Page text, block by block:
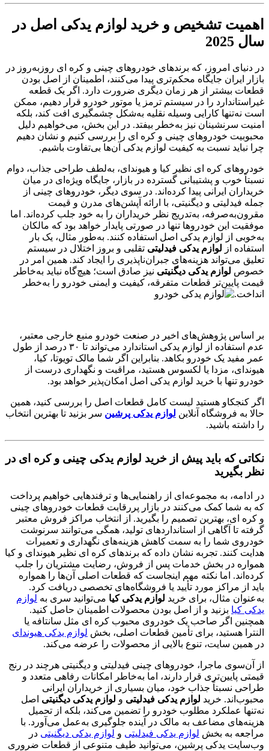
اهمیت تشخیص و خرید لوازم یدکی اصل در
سال 2025
در دنیای امروز، که برندهای خودروهای چینی و کره ای روزبه‌روز در
بازار ایران جایگاه محکم‌تری پیدا می‌کنند، اطمینان از اصل بودن
قطعات بیشتر از هر زمان دیگری ضرورت دارد. اگر یک قطعه
غیر‌استاندارد را در سیستم ترمز یا موتور خودرو قرار دهیم، ممکن
است نه‌تنها کارایی وسیله نقلیه به‌شکل چشمگیری افت کند، بلکه
امنیت سرنشینان نیز به‌خطر بیفتد. در این بخش، می‌خواهیم دلیل
محبوبیت خودروهای چینی و کره ای را بررسی کنیم و نشان دهیم
چرا نباید نسبت به کیفیت لوازم یدکی آن‌ها بی‌تفاوت باشیم.
خودروهای کره ای نظیر کیا و هیوندای، به‌لطف طراحی جذاب، دوام
نسبتاً خوب و پشتیبانی گسترده در بازار، جایگاه ویژه‌ای در میان
خریداران ایرانی پیدا کرده‌اند. در سوی دیگر، خودروهای چینی از
جمله فیدلیتی و دیگنیتی، با ارائه آپشن‌های مدرن و قیمت
مقرون‌به‌صرفه، به‌تدریج نظر خریداران را به خود جلب کرده‌اند. اما
موفقیت این خودروها تنها در صورتی پایدار خواهد بود که مالکان
به‌خوبی از لوازم یدکی اصل استفاده کنند. به‌طور مثال، یک بار
استفاده از لوازم یدکی فیدلیتی تقلبی و بروز اختلال در سیستم
تعلیق می‌تواند هزینه‌های جبران‌ناپذیری را ایجاد کند. همین امر در
خصوص لوازم یدکی دیگنیتی نیز صادق است؛ هیچ‌گاه نباید به‌خاطر
قیمت پایین‌تر قطعات متفرقه، کیفیت و ایمنی خودرو را به‌خطر
انداخت.
بر اساس پژوهش‌های اخیر در صنعت خودرو منبع خارجی معتبر،
عدم استفاده از لوازم یدکی استاندارد می‌تواند تا ۳۰ درصد از طول
عمر مفید یک خودرو بکاهد. بنابراین اگر شما مالک تویوتا، کیا،
هیوندای، مزدا یا لکسوس هستید، مراقبت و نگهداری درست از
خودرو تنها با خرید لوازم یدکی اصل امکان‌پذیر خواهد بود.
اگر کنجکاو هستید لیست کامل قطعات اصل را بررسی کنید، همین
حالا به فروشگاه آنلاین لوازم یدکی پرشین سر بزنید تا بهترین انتخاب
را داشته باشید.
نکاتی که باید پیش از خرید لوازم یدکی چینی و کره ای در
نظر بگیرید
در ادامه، به مجموعه‌ای از راهنمایی‌ها و ترفندهایی خواهیم پرداخت
که به شما کمک می‌کنند در بازار پررقابت قطعات خودروهای چینی
و کره ای، بهترین تصمیم را بگیرید. از انتخاب مراکز فروش معتبر
گرفته تا آگاهی از استانداردهای تولید، همگی می‌توانند سرنوشت
خودروی شما را به سمت کاهش هزینه‌های نگهداری و تعمیرات
هدایت کنند. تجربه نشان داده که برندهای کره ای نظیر هیوندای و کیا
همواره در بخش خدمات پس از فروش، رضایت مشتریان را جلب
کرده‌اند. اما نکته مهم اینجاست که قطعات اصلی آن‌ها را همواره
باید از مراکز مورد تأیید یا فروشگاه‌های تخصصی دریافت کرد.
به‌عنوان مثال، برای خرید لوازم یدکی کیا می‌توانید سری به لوازم
یدکی کیا بزنید و از اصل بودن محصولات اطمینان حاصل کنید.
همچنین اگر صاحب یک خودروی محبوب کره ای مثل سانتافه یا
النترا هستید، برای تأمین قطعات اصلی، بخش لوازم یدکی هیوندای
در همین سایت، تنوع بالایی از محصولات را عرضه می‌کند.
از آن‌سوی ماجرا، خودروهای چینی فیدلیتی و دیگنیتی هرچند در رنج
قیمتی پایین‌تری قرار دارند، اما به‌خاطر امکانات رفاهی متعدد و
طراحی نسبتاً جذاب خود، میان بسیاری از خریداران ایرانی
محبوب‌اند. خرید لوازم یدکی فیدلیتی و لوازم یدکی دیگنیتی اصل
نه‌تنها عملکرد مطلوب خودرو را تضمین می‌کند، بلکه از تحمیل
هزینه‌های مضاعف به مالک در آینده جلوگیری به‌عمل می‌آورد. با
مراجعه به بخش لوازم یدکی فیدلیتی و لوازم یدکی دیگنیتی در
وب‌سایت یدکی پرشین، می‌توانید طیف متنوعی از قطعات ضروری